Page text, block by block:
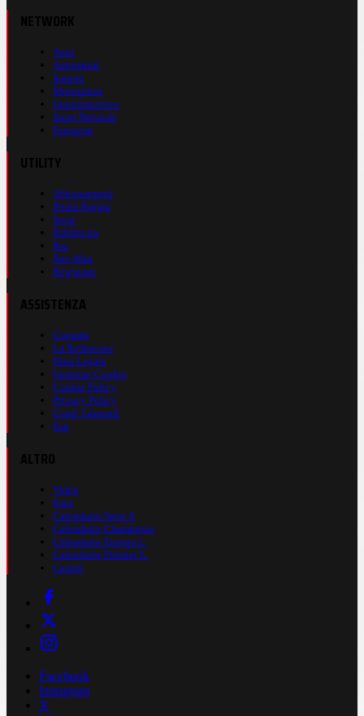
Auto
Autosprint
Inmoto
Motosprint
Guerinsportivo
Sport Network
Fantacup
Abbonamenti
Prima Pagina
Store
Pubblicità
Rss
Site Map
Registrati
Contatti
La Redazione
Nota Legale
Gestione Cookie
Cookie Policy
Privacy Policy
Cond. Generali
Faq
Video
Foto
Calendario Serie A
Calendario Champions
Calendario Europa L.
Calendario Premier L.
Casinò
Facebook
Instagram
X